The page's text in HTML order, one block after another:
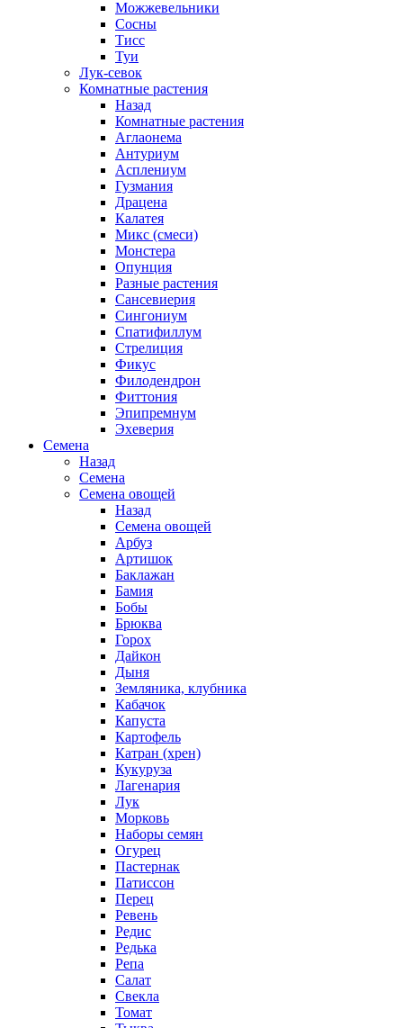
Можжевельники
Сосны
Тисс
Туи
Лук-севок
Комнатные растения
Назад
Комнатные растения
Аглаонема
Антуриум
Асплениум
Гузмания
Драцена
Калатея
Микс (смеси)
Монстера
Опунция
Разные растения
Сансевиерия
Сингониум
Спатифиллум
Стрелиция
Фикус
Филодендрон
Фиттония
Эпипремнум
Эхеверия
Семена
Назад
Семена
Семена овощей
Назад
Семена овощей
Арбуз
Артишок
Баклажан
Бамия
Бобы
Брюква
Горох
Дайкон
Дыня
Земляника, клубника
Кабачок
Капуста
Картофель
Катран (хрен)
Кукуруза
Лагенария
Лук
Морковь
Наборы семян
Огурец
Пастернак
Патиссон
Перец
Ревень
Редис
Редька
Репа
Салат
Свекла
Томат